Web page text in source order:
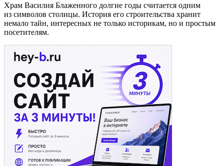
Храм Василия Блаженного долгие годы считается одним
из символов столицы. История его строительства хранит
немало тайн, интересных не только историкам, но и простым
посетителям.